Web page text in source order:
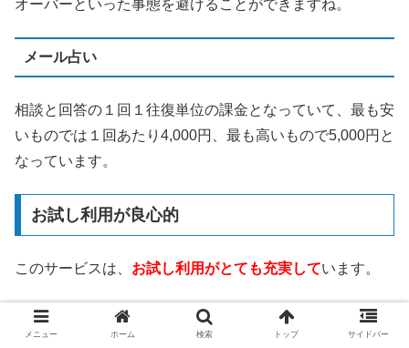
オーバーといった事態を避けることができますね。
メール占い
相談と回答の１回１往復単位の課金となっていて、最も安
いものでは１回あたり4,000円、最も高いもので5,000円と
なっています。
お試し利用が良心的
このサービスは、 お試し利用がとても充実しています。
3,000円分の無料相談ポイント
メニュー ホーム 検索 トップ サイドバー